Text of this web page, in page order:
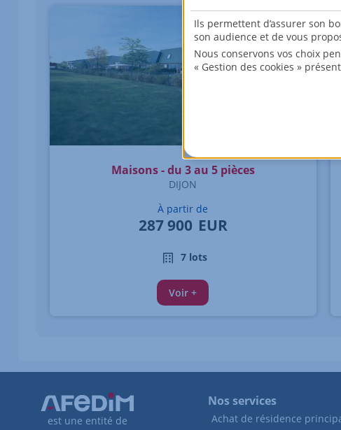
Élément 1 sur 1
Maisons - du 3 au 5 pièces
DIJON
À partir de
287 900 EUR
7 lots
Voir +
est une entité de
Nos services
Achat de résidence
Ils permettent d’assurer son
son audience et de vous
Nous conservons vos choix
« Gestion des cookies »